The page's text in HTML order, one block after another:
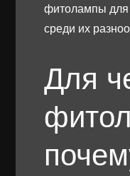
фитолампы для
среди их
Для